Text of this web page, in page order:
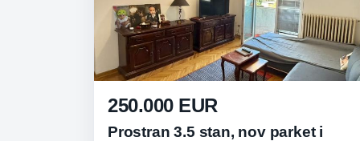
250.000 EUR
Prostran 3.5 stan, nov parket i